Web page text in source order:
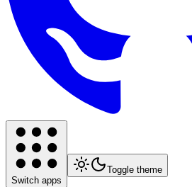
Switch apps
Toggle theme